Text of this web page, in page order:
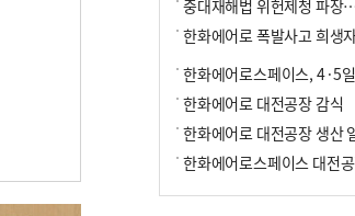
한화에어로 대전공장 감식